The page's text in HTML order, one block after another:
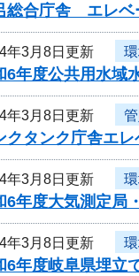
総合庁舎 エレベ
年3月8日更新
6年度公共用水域
年3月8日更新
クタンク庁舎エ
年3月8日更新
6年度大気測定局
年3月8日更新
6年度岐阜県埋立